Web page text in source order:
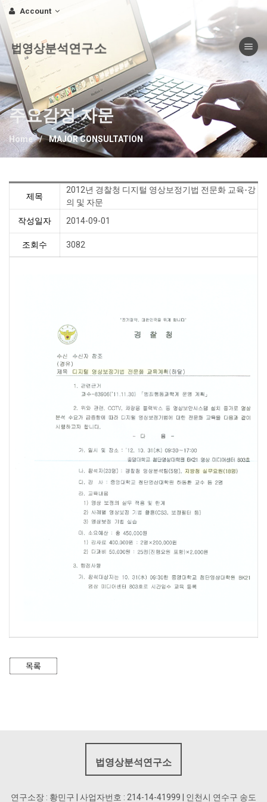
Account
Toggle
법영상분석연구소
주요감정·자문
Home MAJOR CONSULTATION
제목
2012년 경찰청 디지털 영상보정기법 전문화 교육-강
의 및 자문
작성일자
2014-09-01
조회수 3082
법영상분석연구소
연구소장 : 황민구 | 사업자번호 : 214-14-41999 | 인천시 연수구 송도